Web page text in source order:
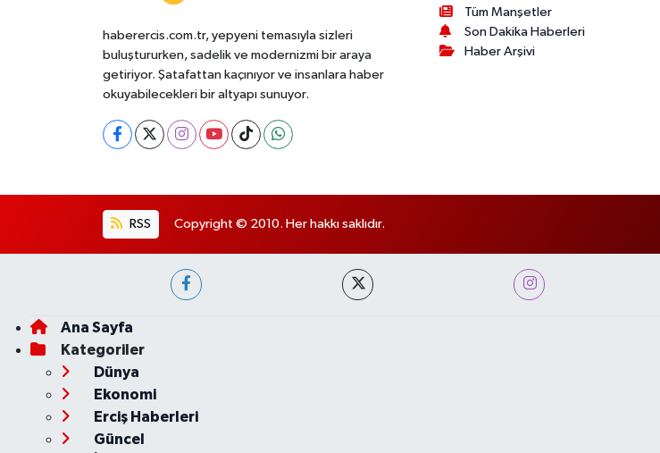
haberercis.com.tr, yepyeni temasıyla sizleri
buluştururken, sadelik ve modernizmi bir araya
getiriyor. Şatafattan kaçınıyor ve insanlara haber
okuyabilecekleri bir altyapı sunuyor.
Tüm Manşetler
Son Dakika Haberleri
Haber Arşivi
RSS Copyright © 2010. Her hakkı saklıdır.
Ana Sayfa
Kategoriler
Dünya
Ekonomi
Erciş Haberleri
Güncel